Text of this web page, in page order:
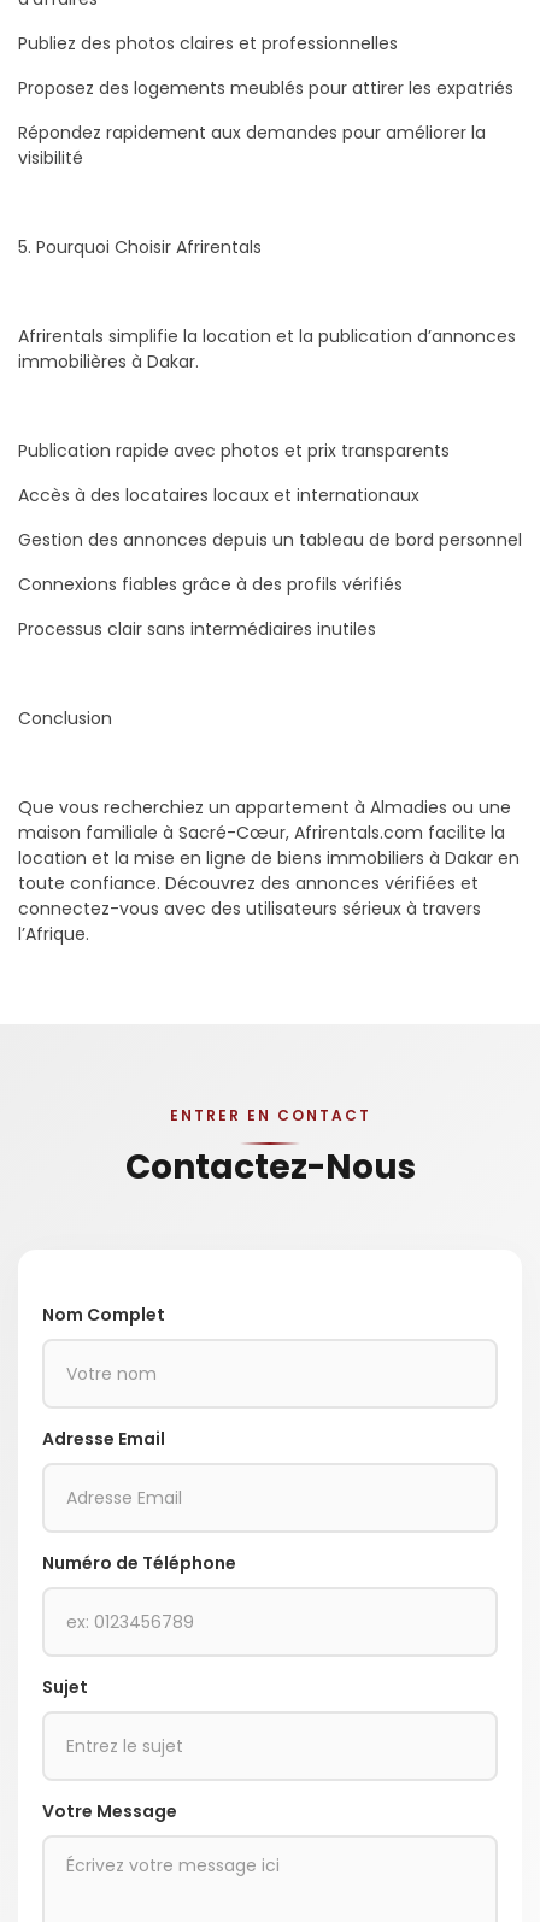
Publiez des photos claires et professionnelles
Proposez des logements meublés pour attirer les expatriés
Répondez rapidement aux demandes pour améliorer la
visibilité
5. Pourquoi Choisir Afrirentals
Afrirentals simplifie la location et la publication d’annonces
immobilières à Dakar.
Publication rapide avec photos et prix transparents
Accès à des locataires locaux et internationaux
Gestion des annonces depuis un tableau de bord personnel
Connexions fiables grâce à des profils vérifiés
Processus clair sans intermédiaires inutiles
Conclusion
Que vous recherchiez un appartement à Almadies ou une
maison familiale à Sacré-Cœur, Afrirentals.com facilite la
location et la mise en ligne de biens immobiliers à Dakar en
toute confiance. Découvrez des annonces vérifiées et
connectez-vous avec des utilisateurs sérieux à travers
l’Afrique.
ENTRER EN CONTACT
Contactez-Nous
Nom Complet
Adresse Email
Numéro de Téléphone
Sujet
Votre Message